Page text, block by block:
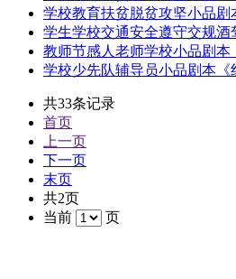
学校教育扶贫脱贫攻坚小品剧
学生学校交通安全遵守交规酒
教师节感人老师学校小品剧本
学校少先队辅导员小品剧本《
共33条记录
首页
上一页
下一页
末页
共2页
当前
页